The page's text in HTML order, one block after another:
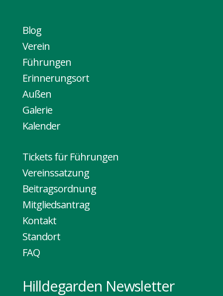
Blog
Verein
Führungen
Erinnerungsort
Außen
Galerie
Kalender
Tickets für Führungen
Vereinssatzung
Beitragsordnung
Mitgliedsantrag
Kontakt
Standort
FAQ
Hilldegarden Newsletter